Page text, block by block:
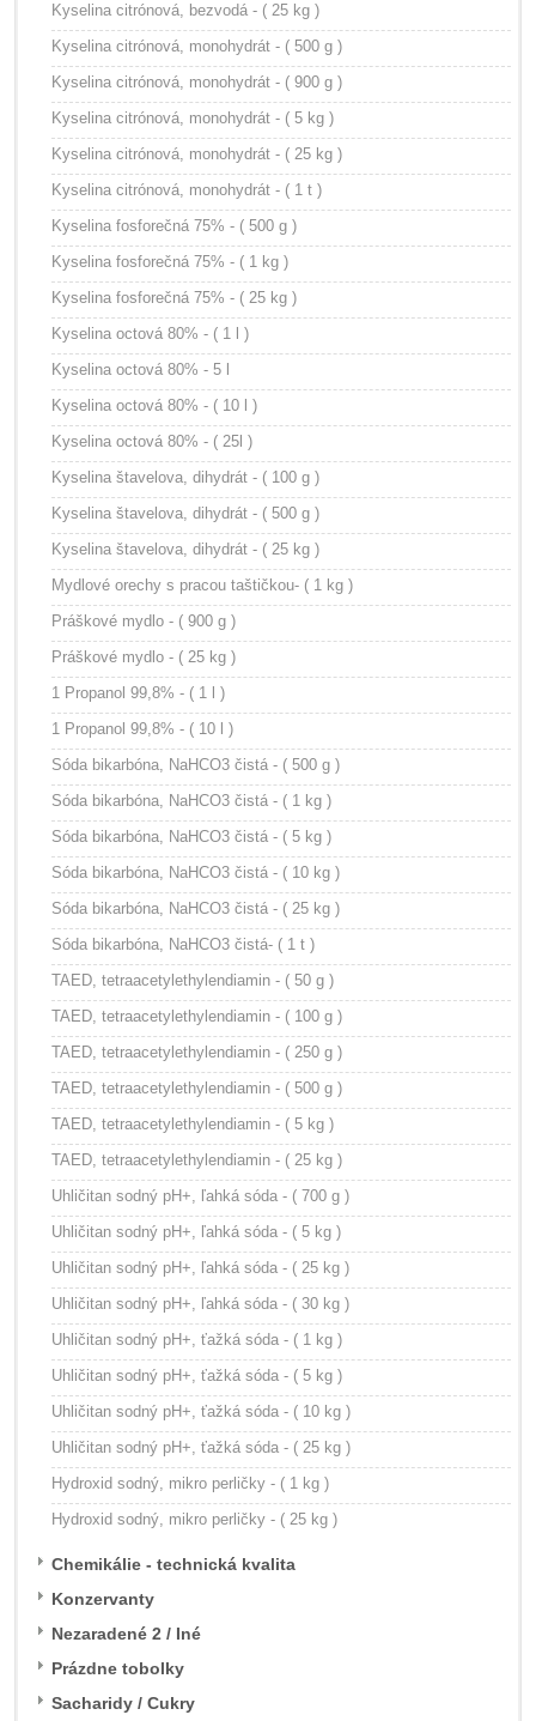
Kyselina citrónová, bezvodá - ( 25 kg )
Kyselina citrónová, monohydrát - ( 500 g )
Kyselina citrónová, monohydrát - ( 900 g )
Kyselina citrónová, monohydrát - ( 5 kg )
Kyselina citrónová, monohydrát - ( 25 kg )
Kyselina citrónová, monohydrát - ( 1 t )
Kyselina fosforečná 75% - ( 500 g )
Kyselina fosforečná 75% - ( 1 kg )
Kyselina fosforečná 75% - ( 25 kg )
Kyselina octová 80% - ( 1 l )
Kyselina octová 80% - 5 l
Kyselina octová 80% - ( 10 l )
Kyselina octová 80% - ( 25l )
Kyselina štavelova, dihydrát - ( 100 g )
Kyselina štavelova, dihydrát - ( 500 g )
Kyselina štavelova, dihydrát - ( 25 kg )
Mydlové orechy s pracou taštičkou- ( 1 kg )
Práškové mydlo - ( 900 g )
Práškové mydlo - ( 25 kg )
1 Propanol 99,8% - ( 1 l )
1 Propanol 99,8% - ( 10 l )
Sóda bikarbóna, NaHCO3 čistá - ( 500 g )
Sóda bikarbóna, NaHCO3 čistá - ( 1 kg )
Sóda bikarbóna, NaHCO3 čistá - ( 5 kg )
Sóda bikarbóna, NaHCO3 čistá - ( 10 kg )
Sóda bikarbóna, NaHCO3 čistá - ( 25 kg )
Sóda bikarbóna, NaHCO3 čistá- ( 1 t )
TAED, tetraacetylethylendiamin - ( 50 g )
TAED, tetraacetylethylendiamin - ( 100 g )
TAED, tetraacetylethylendiamin - ( 250 g )
TAED, tetraacetylethylendiamin - ( 500 g )
TAED, tetraacetylethylendiamin - ( 5 kg )
TAED, tetraacetylethylendiamin - ( 25 kg )
Uhličitan sodný pH+, ľahká sóda - ( 700 g )
Uhličitan sodný pH+, ľahká sóda - ( 5 kg )
Uhličitan sodný pH+, ľahká sóda - ( 25 kg )
Uhličitan sodný pH+, ľahká sóda - ( 30 kg )
Uhličitan sodný pH+, ťažká sóda - ( 1 kg )
Uhličitan sodný pH+, ťažká sóda - ( 5 kg )
Uhličitan sodný pH+, ťažká sóda - ( 10 kg )
Uhličitan sodný pH+, ťažká sóda - ( 25 kg )
Hydroxid sodný, mikro perličky - ( 1 kg )
Hydroxid sodný, mikro perličky - ( 25 kg )
Chemikálie - technická kvalita
Konzervanty
Nezaradené 2 / Iné
Prázdne tobolky
Sacharidy / Cukry